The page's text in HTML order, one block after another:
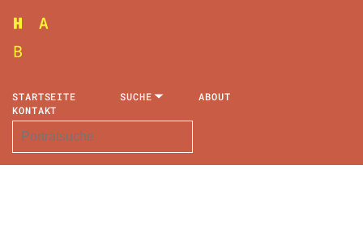
STARTSEITE SUCHE
ABOUT
KONTAKT